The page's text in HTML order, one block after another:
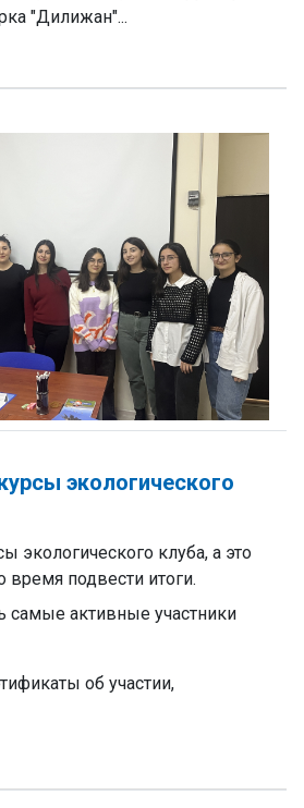
"Дилижан"...
экологического
экологического клуба, а это
время подвести итоги.
самые активные участники
об участии,